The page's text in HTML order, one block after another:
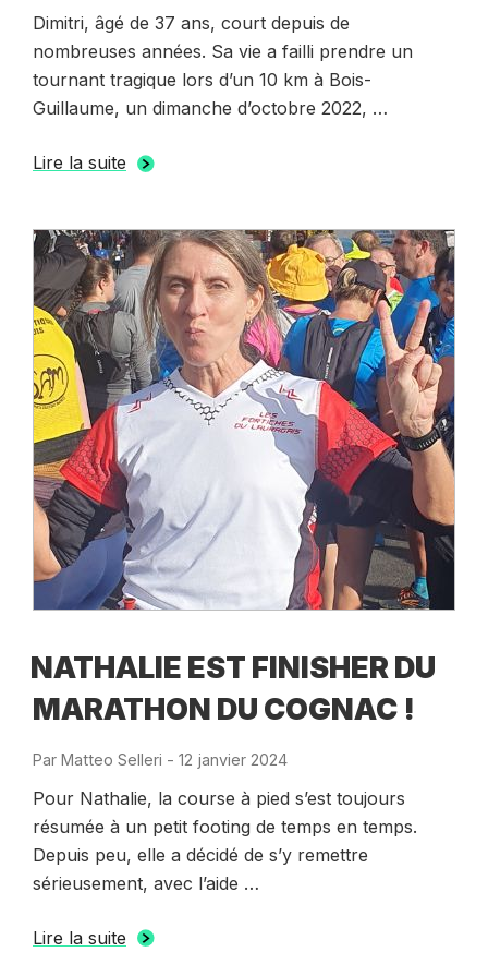
Dimitri, âgé de 37 ans, court depuis de
nombreuses années. Sa vie a failli prendre un
tournant tragique lors d’un 10 km à Bois-
Guillaume, un dimanche d’octobre 2022, …
Lire la suite
NATHALIE EST FINISHER DU
MARATHON DU COGNAC !
Par Matteo Selleri - Publié
12 janvier 2024
Pour Nathalie, la course à pied s’est toujours
résumée à un petit footing de temps en temps.
Depuis peu, elle a décidé de s’y remettre
sérieusement, avec l’aide …
Lire la suite